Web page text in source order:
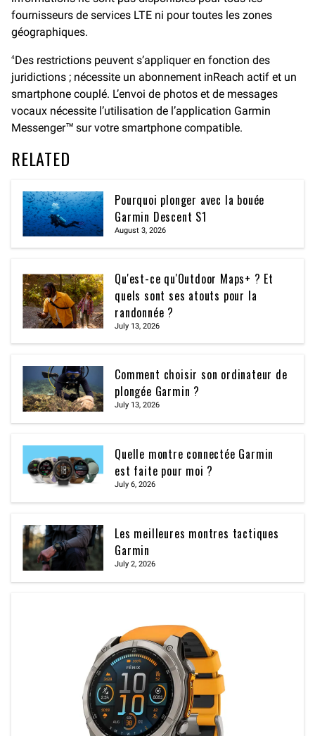
fournisseurs de services LTE ni pour toutes les zones
géographiques.
4Des restrictions peuvent s’appliquer en fonction des
juridictions ; nécessite un abonnement inReach actif et un
smartphone couplé. L’envoi de photos et de messages
vocaux nécessite l’utilisation de l’application Garmin
Messenger™ sur votre smartphone compatible.
RELATED
Pourquoi plonger avec la bouée
Garmin Descent S1
August 3, 2026
Qu'est-ce qu'Outdoor Maps+ ? Et
quels sont ses atouts pour la
randonnée ?
July 13, 2026
Comment choisir son ordinateur de
plongée Garmin ?
July 13, 2026
Quelle montre connectée Garmin
est faite pour moi ?
July 6, 2026
Les meilleures montres tactiques
Garmin
July 2, 2026